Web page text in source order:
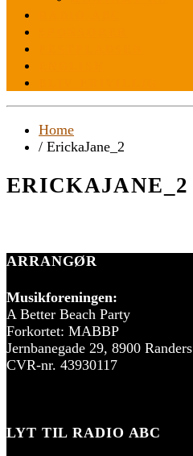
Home
/ ErickaJane_2
ERICKAJANE_2
ARRANGØR
Musikforeningen:
A Better Beach Party
Forkortet: MABBP
Jernbanegade 29, 8900 Randers
CVR-nr. 43930117
LYT TIL RADIO ABC